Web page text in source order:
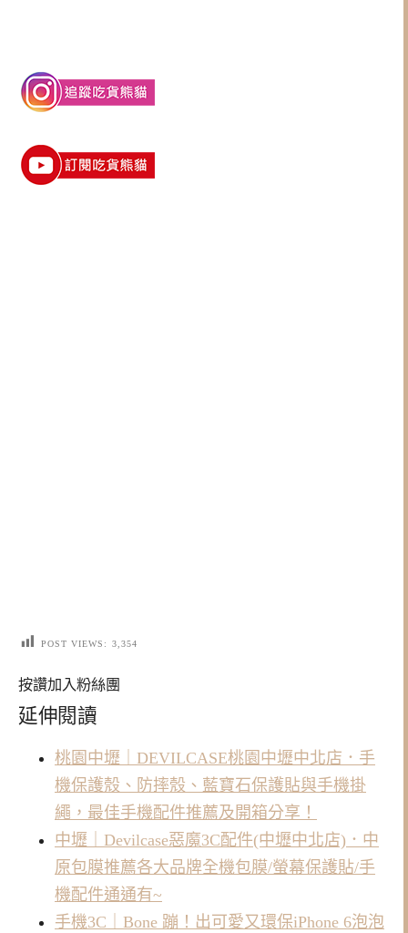
POST VIEWS: 3,354
按讚加入粉絲團
延伸閱讀
桃園中壢｜DEVILCASE桃園中壢中北店．手
機保護殼、防摔殼、藍寶石保護貼與手機掛
繩，最佳手機配件推薦及開箱分享！
中壢｜Devilcase惡魔3C配件(中壢中北店)．中
原包膜推薦各大品牌全機包膜/螢幕保護貼/手
機配件通通有~
手機3C｜Bone 蹦！出可愛又環保iPhone 6泡泡